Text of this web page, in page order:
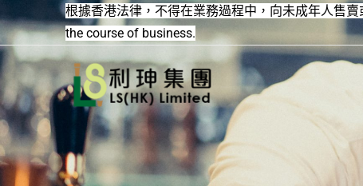
至
主
要
內
容
根據香港法律，不得在業務過程中，向未成年人售
the course of business.